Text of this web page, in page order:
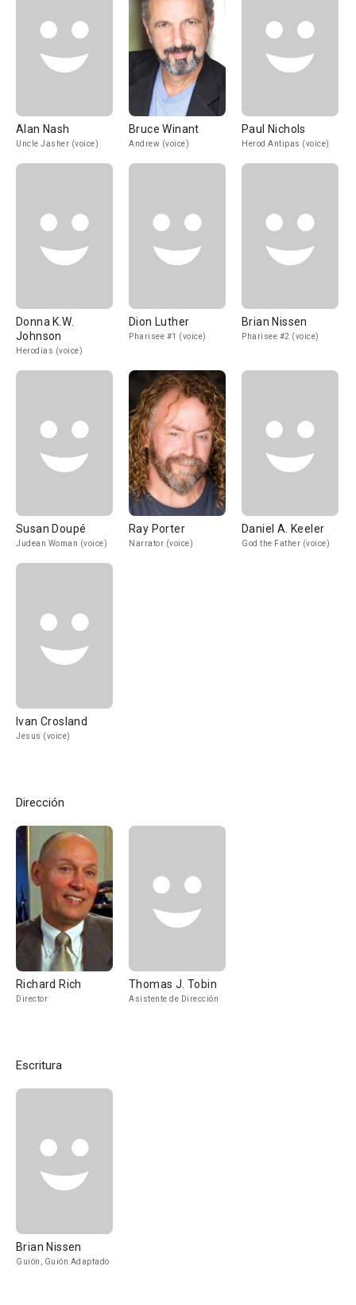
Alan Nash
Uncle Jasher (voice)
Bruce Winant
Andrew (voice)
Paul Nichols
Herod Antipas (voice)
Donna K.W.
Johnson
Herodias (voice)
Dion Luther
Pharisee #1 (voice)
Brian Nissen
Pharisee #2 (voice)
Susan Doupé
Judean Woman (voice)
Ray Porter
Narrator (voice)
Daniel A. Keeler
God the Father (voice)
Ivan Crosland
Jesus (voice)
Dirección
Richard Rich
Director
Thomas J. Tobin
Asistente de Dirección
Escritura
Brian Nissen
Guión, Guión Adaptado